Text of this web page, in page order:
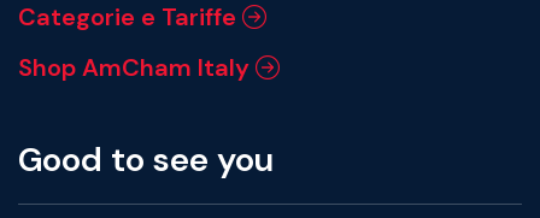
Categorie e Tariffe
Shop AmCham Italy
Good to see you